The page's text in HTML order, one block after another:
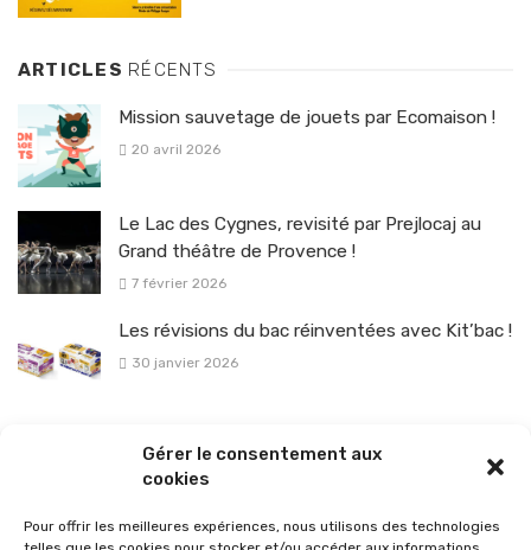
Gérer le consentement aux
cookies
Pour offrir les meilleures expériences, nous utilisons des technologies
ARTICLES RÉCENTS
Mission sauvetage de jouets par Ecomaison !
20 avril 2026
Le Lac des Cygnes, revisité par Prejlocaj au
Grand théâtre de Provence !
7 février 2026
Les révisions du bac réinventées avec Kit’bac !
30 janvier 2026